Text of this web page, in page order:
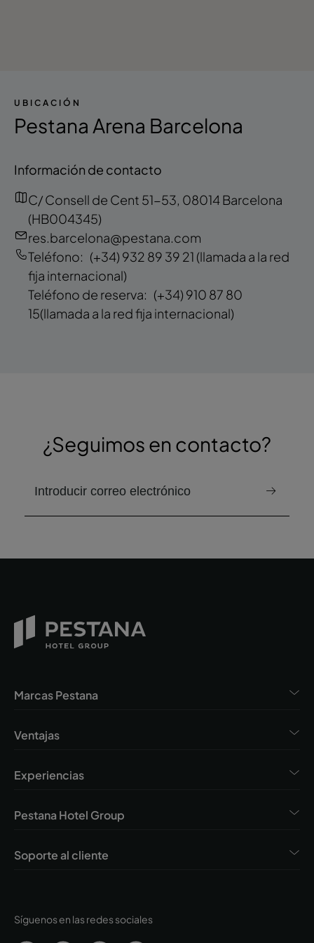
UBICACIÓN
Pestana Arena Barcelona
Información de contacto
C/ Consell de Cent 51-53, 08014 Barcelona
(HB004345)
res.barcelona@pestana.com
Teléfono: (+34) 932 89 39 21 (llamada a la red
fija internacional)
Teléfono de reserva: (+34) 910 87 80
15(llamada a la red fija internacional)
¿Seguimos en contacto?
correo electrónico para recibir el boletín
Síguenos en las redes sociales
Marcas Pestana
Ventajas
Experiencias
Pestana Hotel Group
Soporte al cliente